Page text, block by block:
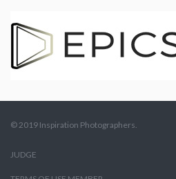
© 2019 Inspiration Photographers.
JUDGE